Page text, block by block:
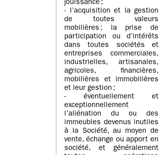
jouissance ;
- l’acquisition et la gestion
de toutes valeurs
mobilières ; la prise de
participation ou d’intérêts
dans toutes sociétés et
entreprises commerciales,
industrielles, artisanales,
agricoles, financières,
mobilières et immobilières
et leur gestion ;
- éventuellement et
exceptionnellement
l’aliénation du ou des
immeubles devenus inutiles
à la Société, au moyen de
vente, échange ou apport en
société, et généralement